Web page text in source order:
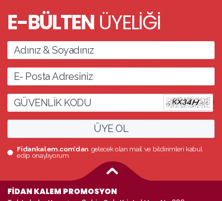
E-BÜLTENÜYELİĞİ
l
ÜYE OL
Fidankalem.com’dangelecek olan mail ve bildirimleri kabul
edip onaylıyorum
FİDAN KALEM PROMOSYON